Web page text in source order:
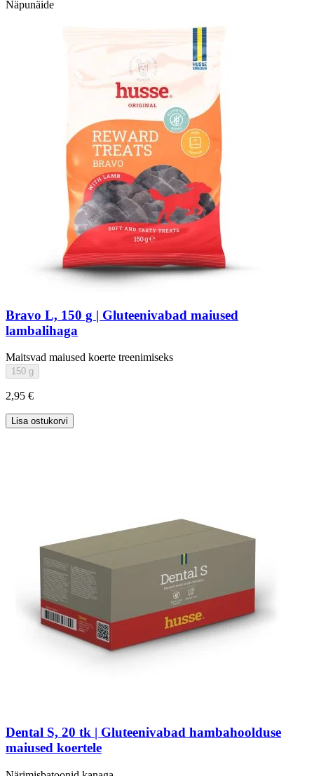
Näpunäide
Bravo L, 150 g | Gluteenivabad maiused
lambalihaga
Maitsvad maiused koerte treenimiseks
150 g
2,95 €
Lisa ostukorvi
Dental S, 20 tk | Gluteenivabad hambahoolduse
maiused koertele